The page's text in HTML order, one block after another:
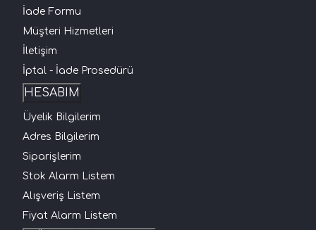
İade Formu
Müşteri Hizmetleri
İletişim
İptal - İade Prosedürü
HESABIM
Üyelik Bilgilerim
Adres Bilgilerim
Siparişlerim
Stok Alarm Listem
Alışveriş Listem
Fiyat Alarm Listem